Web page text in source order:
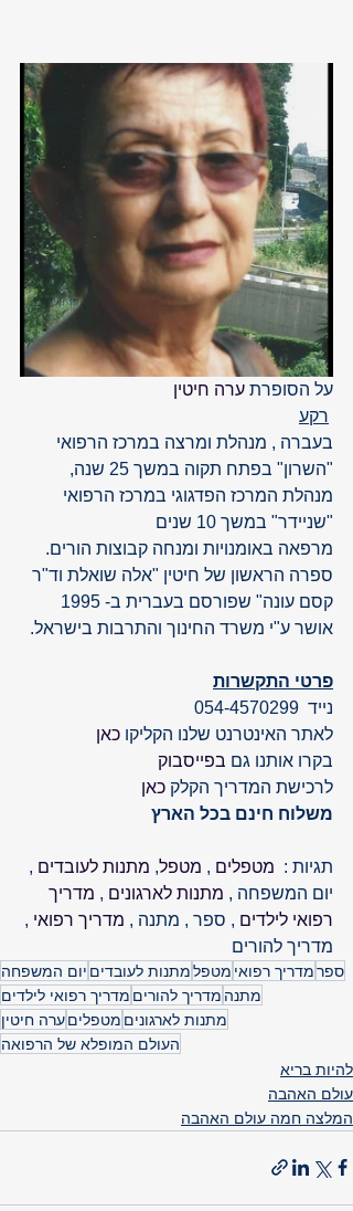
על הסופרת ערה חיטין
רקע
בעברה , מנהלת ומרצה במרכז הרפואי
"השרון" בפתח תקוה במשך 25 שנה,
מנהלת המרכז הפדגוגי במרכז הרפואי
"שניידר" במשך 10 שנים
מרפאה באומנויות ומנחה קבוצות הורים.
ספרה הראשון של חיטין "אלה שואלת וד"ר
קסם עונה" שפורסם בעברית ב- 1995
אושר ע"י משרד החינוך והתרבות בישראל.
פרטי התקשרות
נייד  054-4570299
לאתר האינטרנט שלנו הקליקו כאן
בקרו אותנו גם בפייסבוק
לרכישת המדריך הקלק כאן
משלוח חינם בכל הארץ
תגיות : מטפלים , מטפל, מתנות לעובדים ,
יום המשפחה , מתנות לארגונים , מדריך
רפואי לילדים , ספר , מתנה , מדריך רפואי ,
מדריך להורים
ספרמדריך רפואי מטפלמתנות לעובדים יום המשפחה
מתנה מדריך להורים מדריך רפואי לילדים
מתנות לארגונים מטפליםערה חיטין
העולם המופלא של הרפואה
להיות בריא
עולם האהבה
המלצה חמה עולם האהבה